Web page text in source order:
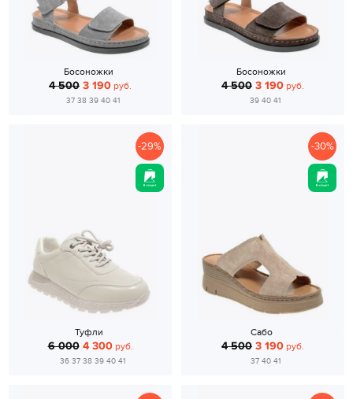
Босоножки
4 500 3 190 руб.
37 38 39 40 41
Босоножки
4 500 3 190 руб.
39 40 41
-29%
Туфли
6 000 4 300руб.
36 37 38 39 40 41
-30%
Сабо
4 500 3 190 руб.
37 40 41